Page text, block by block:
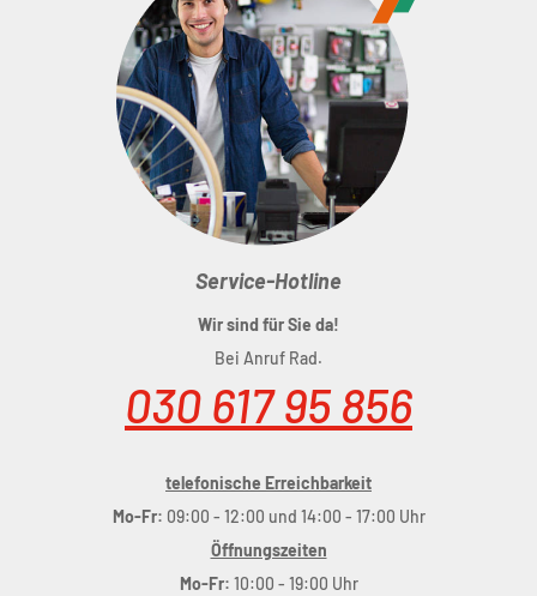
Service-Hotline
Wir sind für Sie da!
Bei Anruf Rad.
030 617 95 856
telefonische Erreichbarkeit
Mo-Fr: 09:00 - 12:00 und 14:00 - 17:00 Uhr
Öffnungszeiten
Mo-Fr: 10:00 - 19:00 Uhr